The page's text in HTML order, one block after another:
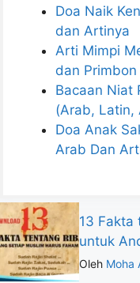
Doa Naik
dan Artinya
Arti Mimpi
dan Primbon
Bacaan Niat
(Arab, Latin,
Doa Anak
Arab Dan
13 Fakta
untuk
Oleh Moha